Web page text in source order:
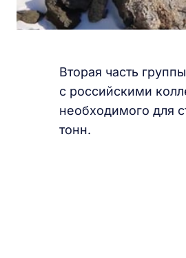
Вторая часть
с российскими
необходимого для
тонн.